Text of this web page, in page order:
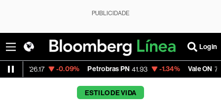
PUBLICIDADE
Login
-0.09% Petrobras PN 41.93 -1.34% Vale ON 76.66
ESTILO DE VIDA